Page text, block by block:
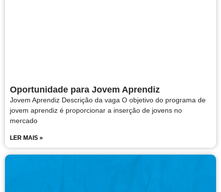
Oportunidade para Jovem Aprendiz
Jovem Aprendiz Descrição da vaga O objetivo do programa de
jovem aprendiz é proporcionar a inserção de jovens no
mercado
LER MAIS »